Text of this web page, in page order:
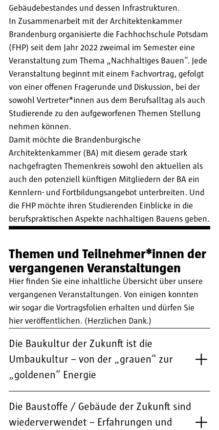
Gebäudebestandes und dessen Infrastrukturen.
In Zusammenarbeit mit der Architektenkammer
Brandenburg organisierte die Fachhochschule Potsdam
(FHP) seit dem Jahr 2022 zweimal im Semester eine
Veranstaltung zum Thema „Nachhaltiges Bauen“. Jede
Veranstaltung beginnt mit einem Fachvortrag, gefolgt
von einer offenen Fragerunde und Diskussion, bei der
sowohl Vertreter*innen aus dem Berufsalltag als auch
Studierende zu den aufgeworfenen Themen Stellung
nehmen können.
Damit möchte die Brandenburgische
Architektenkammer (BA) mit diesem gerade stark
nachgefragten Themenkreis sowohl den aktuellen als
auch den potenziell künftigen Mitgliedern der BA ein
Kennlern- und Fortbildungsangebot unterbreiten. Und
die FHP möchte ihren Studierenden Einblicke in die
berufspraktischen Aspekte nachhaltigen Bauens geben.
Themen und Teilnehmer*innen der
vergangenen Veranstaltungen
Hier finden Sie eine inhaltliche Übersicht über unsere
vergangenen Veranstaltungen. Von einigen konnten
wir sogar die Vortragsfolien erhalten und dürfen Sie
hier veröffentlichen. (Herzlichen Dank.)
Die Baukultur der Zukunft ist die
Umbaukultur – von der „grauen“ zur
„goldenen“ Energie
Die Baustoffe / Gebäude der Zukunft sind
wiederverwendet – Erfahrungen und